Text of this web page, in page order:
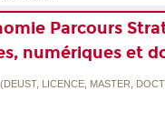
Parcours
numériques et
LICENCE, MASTER,